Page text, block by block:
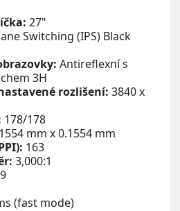
27"
Switching (IPS) Black
Antireflexní s
3H
rozlišení: 3840 x
178/178
mm x 0.1554 mm
163
3,000:1
(fast mode)